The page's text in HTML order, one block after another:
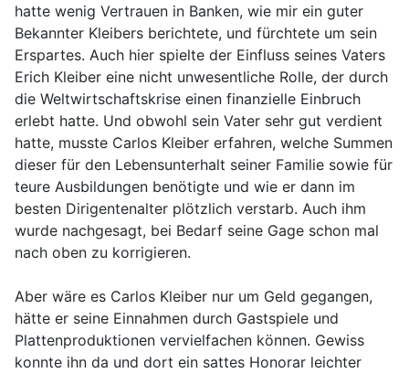
hatte wenig Vertrauen in Banken, wie mir ein guter
Bekannter Kleibers berichtete, und fürchtete um sein
Erspartes. Auch hier spielte der Einfluss seines Vaters
Erich Kleiber eine nicht unwesentliche Rolle, der durch
die Weltwirtschaftskrise einen finanzielle Einbruch
erlebt hatte. Und obwohl sein Vater sehr gut verdient
hatte, musste Carlos Kleiber erfahren, welche Summen
dieser für den Lebensunterhalt seiner Familie sowie für
teure Ausbildungen benötigte und wie er dann im
besten Dirigentenalter plötzlich verstarb. Auch ihm
wurde nachgesagt, bei Bedarf seine Gage schon mal
nach oben zu korrigieren.
Aber wäre es Carlos Kleiber nur um Geld gegangen,
hätte er seine Einnahmen durch Gastspiele und
Plattenproduktionen vervielfachen können. Gewiss
konnte ihn da und dort ein sattes Honorar leichter